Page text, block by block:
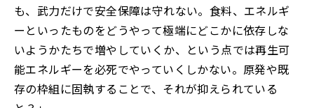
も、武力だけで安全保障は守れない。食料、エネルギ
ーといったものをどうやって極端にどこかに依存しな
いようかたちで増やしていくか、という点では再生可
能エネルギーを必死でやっていくしかない。原発や既
存の枠組に固執することで、それが抑えられている